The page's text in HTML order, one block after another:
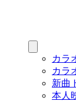
カラ
カラ
新曲
本人